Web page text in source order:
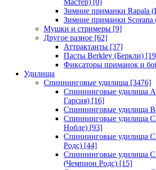
Мастер) [0]
Зимние приманки Rapala
Зимние приманки Scorana
Мушки и стримеры [9]
Другое разное [62]
Аттрактанты [37]
Пасты Berkley (Беркли)
Фиксаторы приманок и
Удилища
Спиннинговые удилища [3476]
Спиннинговые удилища
Гарсия) [16]
Спиннинговые удилища
Спиннинговые удилища
Нобле) [93]
Спиннинговые удилища
Родс) [44]
Спиннинговые удилища
(Чемпион Родс) [15]